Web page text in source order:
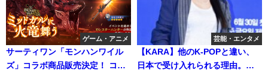
ゲーム・アニメ
サーティワン「モンハンワイル
ズ」コラボ商品販売決定！ コラ
芸能・エンタメ
【KARA】他のK-POPと違い、
日本で受け入れられる理由。東